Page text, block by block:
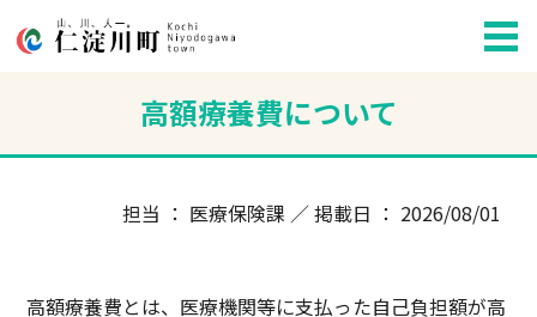
高額療養費について
担当 ： 医療保険課 ／ 掲載日 ： 2026/08/01
高額療養費とは、医療機関等に支払った自己負担額が高